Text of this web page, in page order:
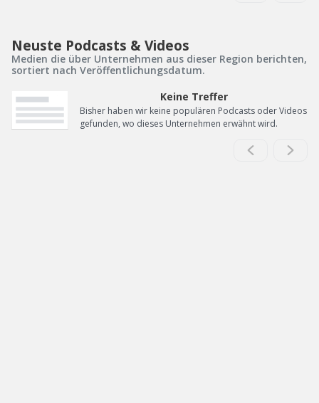
Neuste Podcasts & Videos
Medien die über Unternehmen aus dieser Region berichten,
sortiert nach Veröffentlichungsdatum.
Keine Treffer
Bisher haben wir keine populären Podcasts oder Videos
gefunden, wo dieses Unternehmen erwähnt wird.